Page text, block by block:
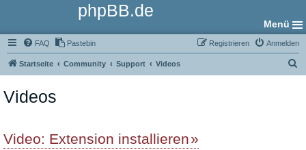
phpBB.de
Menü
FAQ Pastebin Anmelden
Registrieren
Startseite Community Support Videos
Videos
Video: Extension installieren